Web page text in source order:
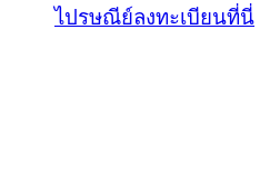
ไปรษณีย์ลงทะเบียนที่นี่